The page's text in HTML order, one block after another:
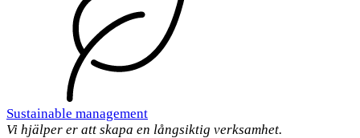
Sustainable management
Vi hjälper er att skapa en långsiktig verksamhet.